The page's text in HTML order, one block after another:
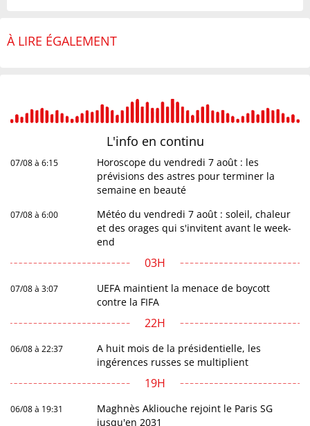
À LIRE ÉGALEMENT
L'info en continu
07/08 à 6:15
Horoscope du vendredi 7 août : les
prévisions des astres pour terminer la
semaine en beauté
07/08 à 6:00
Météo du vendredi 7 août : soleil, chaleur
et des orages qui s'invitent avant le week-
end
03H
07/08 à 3:07
UEFA maintient la menace de boycott
contre la FIFA
22H
06/08 à 22:37
A huit mois de la présidentielle, les
ingérences russes se multiplient
19H
06/08 à 19:31
Maghnès Akliouche rejoint le Paris SG
jusqu'en 2031